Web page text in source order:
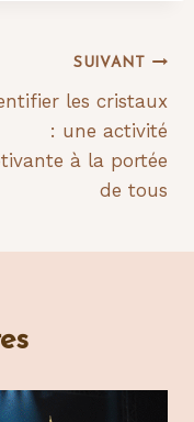
SUIVANT
les cristaux
: une activité
à la portée
de tous